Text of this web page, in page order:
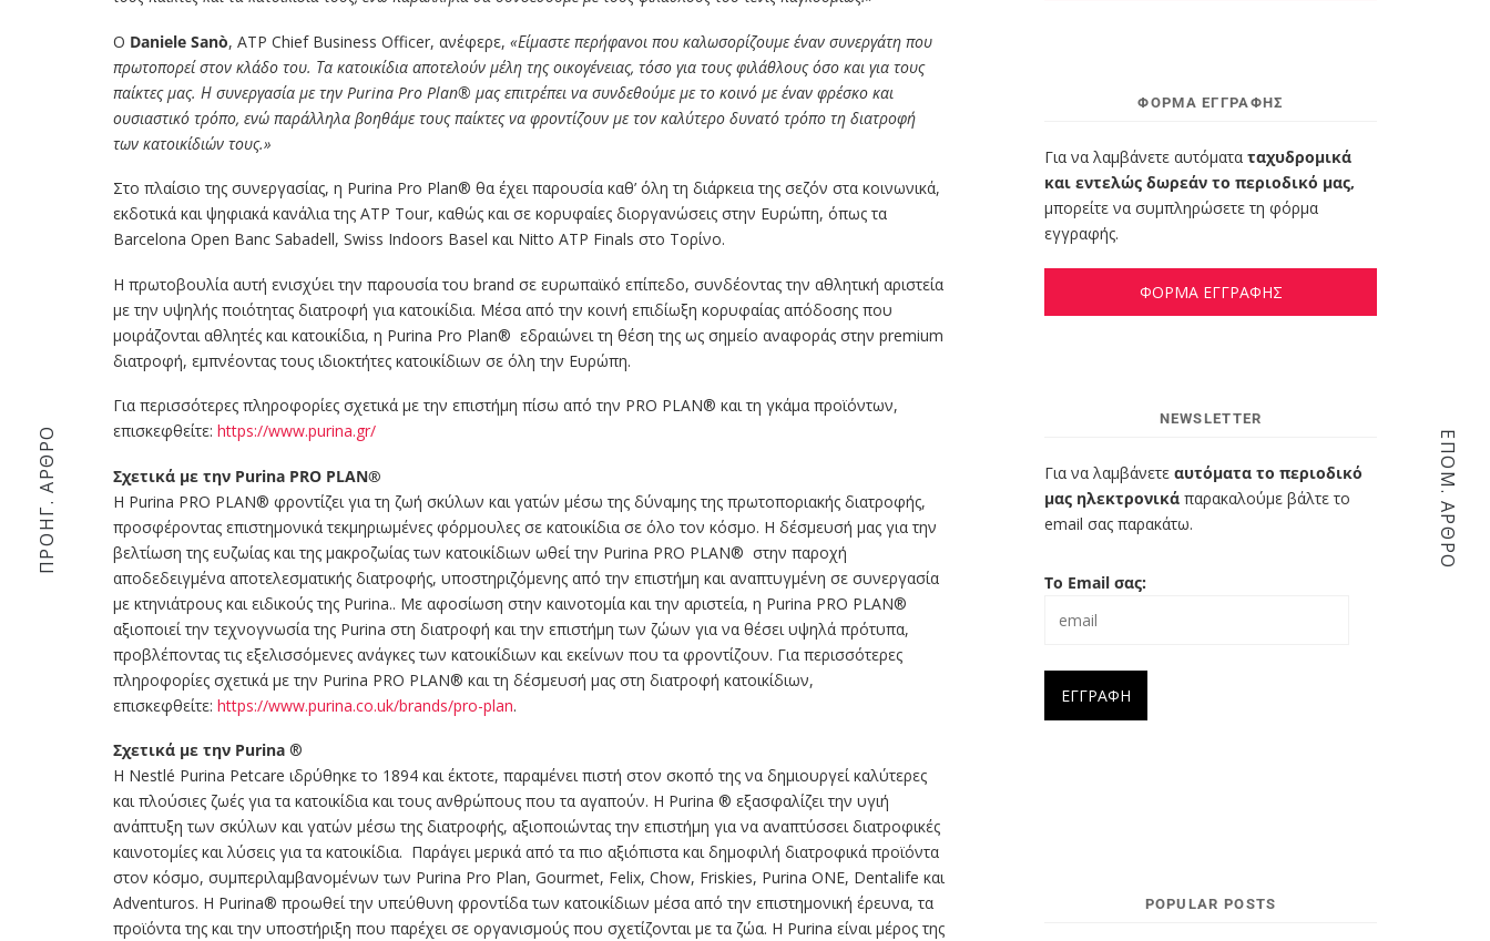
Ο Daniele Sanò, ATP Chief Business Officer, ανέφερε, «Είμαστε περήφανοι που καλωσορίζουμε έναν συνεργάτη που
πρωτοπορεί στον κλάδο του. Τα κατοικίδια αποτελούν μέλη της οικογένειας, τόσο για τους φιλάθλους όσο και για τους
παίκτες μας. Η συνεργασία με την Purina Pro Plan® μας επιτρέπει να συνδεθούμε με το κοινό με έναν φρέσκο και
ουσιαστικό τρόπο, ενώ παράλληλα βοηθάμε τους παίκτες να φροντίζουν με τον καλύτερο δυνατό τρόπο τη διατροφή
των κατοικίδιών τους.»
Στο πλαίσιο της συνεργασίας, η Purina Pro Plan® θα έχει παρουσία καθ’ όλη τη διάρκεια της σεζόν στα κοινωνικά,
εκδοτικά και ψηφιακά κανάλια της ATP Tour, καθώς και σε κορυφαίες διοργανώσεις στην Ευρώπη, όπως τα
Barcelona Open Banc Sabadell, Swiss Indoors Basel και Nitto ATP Finals στο Τορίνο.
Η πρωτοβουλία αυτή ενισχύει την παρουσία του brand σε ευρωπαϊκό επίπεδο, συνδέοντας την αθλητική αριστεία
με την υψηλής ποιότητας διατροφή για κατοικίδια. Μέσα από την κοινή επιδίωξη κορυφαίας απόδοσης που
μοιράζονται αθλητές και κατοικίδια, η Purina Pro Plan® εδραιώνει τη θέση της ως σημείο αναφοράς στην premium
διατροφή, εμπνέοντας τους ιδιοκτήτες κατοικίδιων σε όλη την Ευρώπη.
Για περισσότερες πληροφορίες σχετικά με την επιστήμη πίσω από την PRO PLAN® και τη γκάμα προϊόντων,
επισκεφθείτε: https://www.purina.gr/
Σχετικά με την Purina PRO PLAN®
Η Purina PRO PLAN® φροντίζει για τη ζωή σκύλων και γατών μέσω της δύναμης της πρωτοποριακής διατροφής,
προσφέροντας επιστημονικά τεκμηριωμένες φόρμουλες σε κατοικίδια σε όλο τον κόσμο. Η δέσμευσή μας για την
βελτίωση της ευζωίας και της μακροζωίας των κατοικίδιων ωθεί την Purina PRO PLAN® στην παροχή
αποδεδειγμένα αποτελεσματικής διατροφής, υποστηριζόμενης από την επιστήμη και αναπτυγμένη σε συνεργασία
με κτηνιάτρους και ειδικούς της Purina.. Με αφοσίωση στην καινοτομία και την αριστεία, η Purina PRO PLAN®
αξιοποιεί την τεχνογνωσία της Purina στη διατροφή και την επιστήμη των ζώων για να θέσει υψηλά πρότυπα,
προβλέποντας τις εξελισσόμενες ανάγκες των κατοικίδιων και εκείνων που τα φροντίζουν. Για περισσότερες
πληροφορίες σχετικά με την Purina PRO PLAN® και τη δέσμευσή μας στη διατροφή κατοικίδιων,
επισκεφθείτε: https://www.purina.co.uk/brands/pro-plan.
Σχετικά με την Purina ®
Η Nestlé Purina Petcare ιδρύθηκε το 1894 και έκτοτε, παραμένει πιστή στον σκοπό της να δημιουργεί καλύτερες
και πλούσιες ζωές για τα κατοικίδια και τους ανθρώπους που τα αγαπούν. Η Purina ® εξασφαλίζει την υγιή
ανάπτυξη των σκύλων και γατών μέσω της διατροφής, αξιοποιώντας την επιστήμη για να αναπτύσσει διατροφικές
καινοτομίες και λύσεις για τα κατοικίδια. Παράγει μερικά από τα πιο αξιόπιστα και δημοφιλή διατροφικά προϊόντα
στον κόσμο, συμπεριλαμβανομένων των Purina Pro Plan, Gourmet, Felix, Chow, Friskies, Purina ONE, Dentalife και
Adventuros. Η Purina® προωθεί την υπεύθυνη φροντίδα των κατοικίδιων μέσα από την επιστημονική έρευνα, τα
προϊόντα της και την υποστήριξη που παρέχει σε οργανισμούς που σχετίζονται με τα ζώα. Η Purina είναι μέρος της
ΠΡΟΗΓ. ΆΡΘΡΟ ΕΠΌΜ. ΆΡΘΡΟ
ΦΌΡΜΑ ΕΓΓΡΑΦΉΣ
Για να λαμβάνετε αυτόματα ταχυδρομικά
και εντελώς δωρεάν το περιοδικό μας,
μπορείτε να συμπληρώσετε τη φόρμα
εγγραφής.
ΦΟΡΜΑ ΕΓΓΡΑΦΗΣ
NEWSLETTER
Για να λαμβάνετε αυτόματα το περιοδικό
μας ηλεκτρονικά παρακαλούμε βάλτε το
email σας παρακάτω.
Το Email σας:
POPULAR POSTS